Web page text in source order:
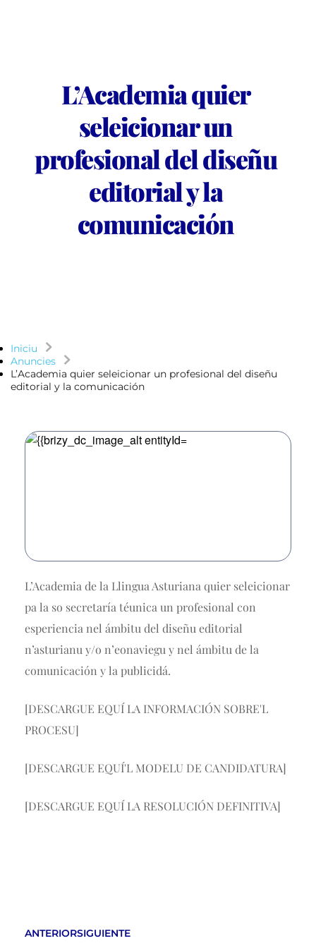
L’Academia quier
seleicionar un
profesional del diseñu
editorial y la
comunicación
Iniciu
Anuncies
L’Academia quier seleicionar un profesional del diseñu
editorial y la comunicación
L’Academia de la Llingua Asturiana quier seleicionar
pa la so secretaría téunica un profesional con
esperiencia nel ámbitu del diseñu editorial
n’asturianu y/o n’eonaviegu y nel ámbitu de la
comunicación y la publicidá.
[DESCARGUE EQUÍ LA INFORMACIÓN SOBRE'L
PROCESU]
[DESCARGUE EQUÍ'L MODELU DE CANDIDATURA]
[DESCARGUE EQUÍ LA RESOLUCIÓN DEFINITIVA]
ANTERIORSIGUIENTE